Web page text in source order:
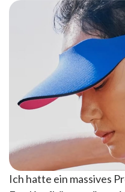
Ich hatte ein massives